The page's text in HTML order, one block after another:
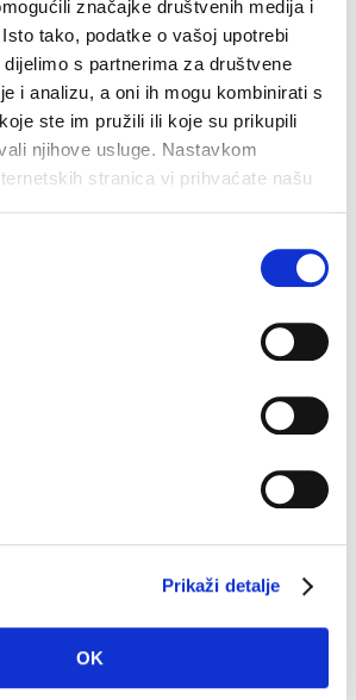
značajke društvenih medija i
tako, podatke o vašoj upotrebi
s partnerima za društvene
i analizu, a oni ih mogu kombinirati s
ste im pružili ili koje su prikupili
njihove usluge. Nastavkom
stranica vi prihvaćate našu
Prikaži detalje
OK